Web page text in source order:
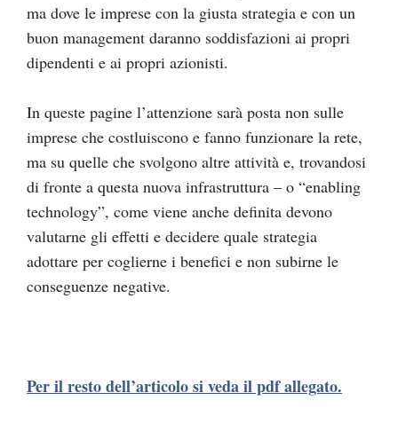
ma dove le imprese con la giusta strategia e con un
buon management daranno soddisfazioni ai propri
dipendenti e ai propri azionisti.
In queste pagine l’attenzione sarà posta non sulle
imprese che costluiscono e fanno funzionare la rete,
ma su quelle che svolgono altre attività e, trovandosi
di fronte a questa nuova infrastruttura – o “enabling
technology”, come viene anche definita devono
valutarne gli effetti e decidere quale strategia
adottare per coglierne i benefici e non subirne le
conseguenze negative.
Per il resto dell’articolo si veda il pdf allegato.